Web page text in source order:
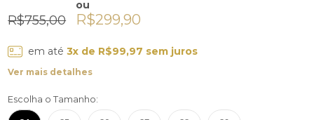
R$755,00
ou
R$299,90
em até3x de R$99,97 sem juros
Ver mais detalhes
Escolha o Tamanho: